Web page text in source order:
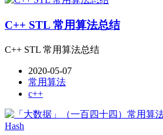
C++ STL 常用算法总结
C++ STL 常用算法总结
2020-05-07
常用算法
c++